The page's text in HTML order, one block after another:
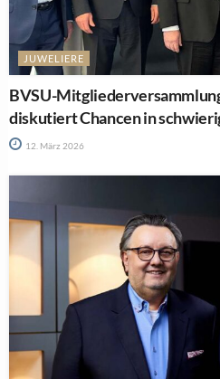
JUWELIERE
BVSU-
diskutiert Chancen in
12. März 2026